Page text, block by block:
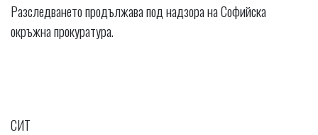
Разследването продължава под надзора на Софийска
окръжна прокуратура.
СИТ